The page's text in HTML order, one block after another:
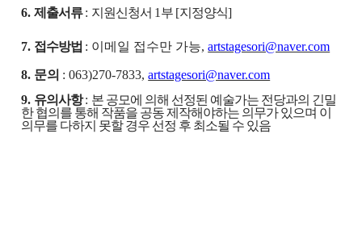
6.제출서류 : 지원신청서 1 부 [지정양식]
7. 접수방법 : 이메일 접수만 가능,artstagesori@naver.com
8. 문의 :063)270-7833,artstagesori@naver.com
9. 유의사항 : 본 공모에 의해 선정된 예술가는 전당과의 긴밀
한 협의를 통해 작품을 공동 제작해야하는 의무가 있으며 이
의무를 다하지 못할 경우 선정 후 최소될 수 있음